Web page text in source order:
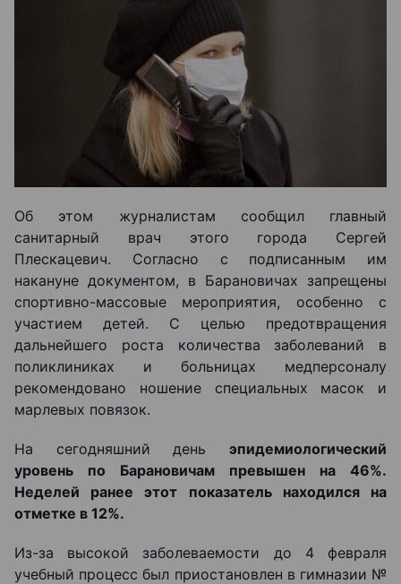
Об этом журналистам сообщил главный
санитарный врач этого города Сергей
Плескацевич. Согласно с подписанным им
накануне документом, в Барановичах запрещены
спортивно-массовые мероприятия, особенно с
участием детей. С целью предотвращения
дальнейшего роста количества заболеваний в
поликлиниках и больницах медперсоналу
рекомендовано ношение специальных масок и
марлевых повязок.
На сегодняшний день эпидемиологический
уровень по Барановичам превышен на 46%.
Неделей ранее этот показатель находился на
отметке в 12%.
Из-за высокой заболеваемости до 4 февраля
учебный процесс был приостановлен в гимназии №